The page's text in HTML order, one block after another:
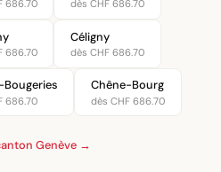
686.70 dès CHF 686.70
686.70
Céligny
dès CHF 686.70
686.70
Chêne-Bourg
dès CHF 686.70
Genève →